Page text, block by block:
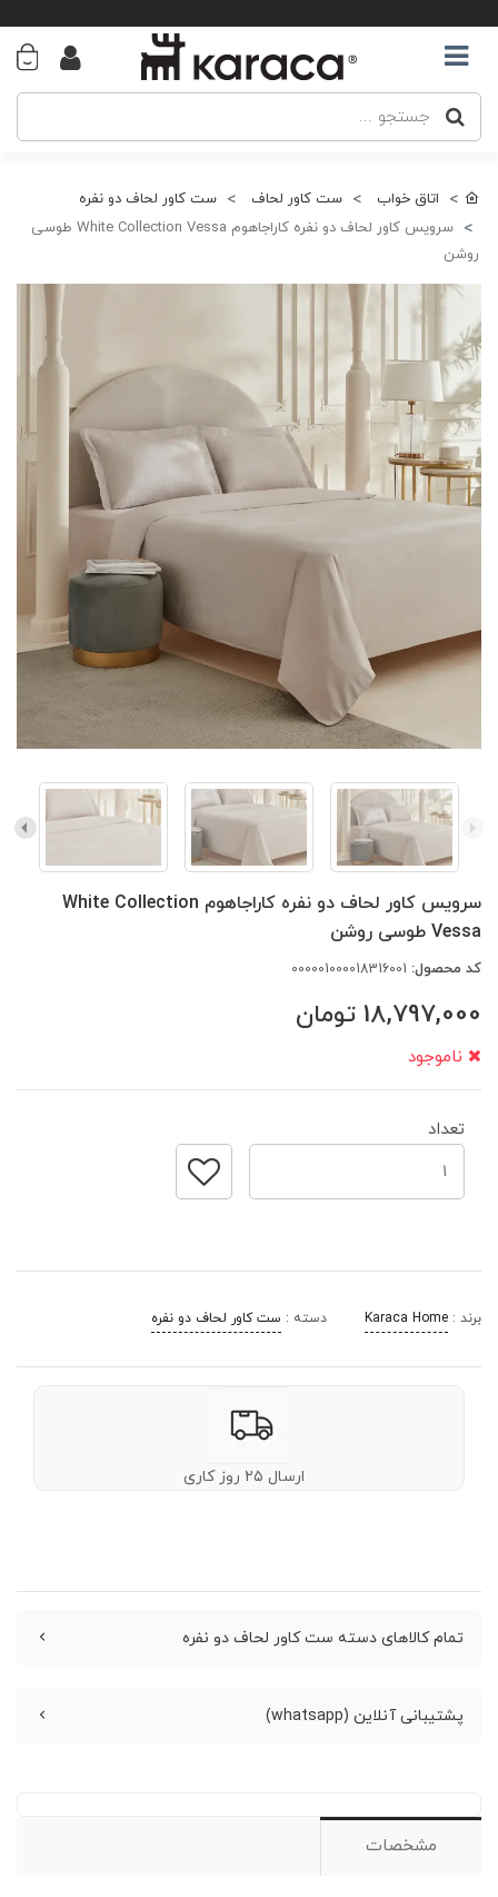
اتاق خواب ست کاور لحاف
ست کاور لحاف دو نفره
سرویس کاور لحاف دو نفره کاراجاهوم White Collection Vessa طوسی
روشن
سرویس کاور لحاف دو نفره کاراجاهوم White Collection
Vessa طوسی روشن
کد محصول:
18,797,000 تومان
ناموجود
تعداد
برند : Karaca Home دسته : ست کاور لحاف دو نفره
ارسال ۲۵ روز کاری
تمام کالاهای دسته ست کاور لحاف دو نفره
پشتیبانی آنلاین (whatsapp)
مشخصات